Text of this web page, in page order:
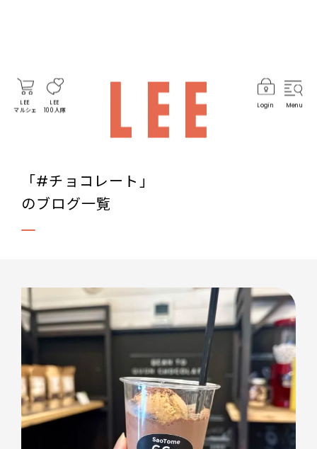
LEE
マルシェ
LEE
100人隊
Login Menu
「#チョコレート」
のブログ一覧